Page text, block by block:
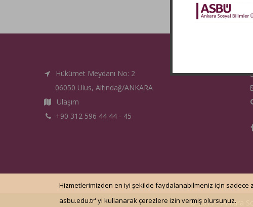
Hükümet Meydanı No: 2
06050 Ulus, Altındağ/ANKARA
Ulaşım
+90 312 596 44 44 - 45
© 2017 - Ankara
Hizmetlerimizden en iyi şekilde faydalanabilmeniz için sadece
asbu.edu.tr' yi kullanarak çerezlere izin vermiş olursunuz.